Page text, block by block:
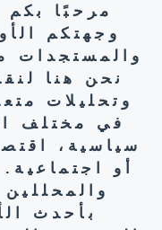
مرحبًا بكم
وجهتكم
والمستجدات
نحن هنا
وتحليلات
في مختلف
سياسية،
أو
بأحدث